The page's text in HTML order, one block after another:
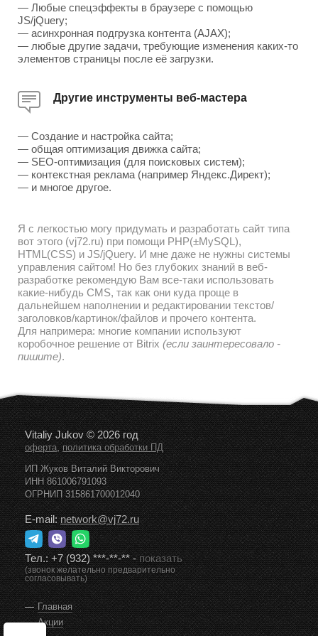
— Любые спецэффекты в браузере с помощью
JS/jQuery;
— асинхронная подгрузка контента (AJAX);
— любые другие задачи, требующие изменения каких-то
элементов страницы после её загрузки.
Другие инструменты веб-мастера
— Создание и настройка сайта;
— общая оптимизация движка сайта;
— SEO-оптимизация (для поисковых систем);
— контекстная реклама (например Яндекс.Директ);
— и многое другое.
Я с легкостью могу придумать и разработать сайт типа
вот этого (vj72.ru) при помощи PHP(±MySQL),
HTML(CSS) и JS/jQuery. И мне даже не нужны системы
управления сайтом! Но без глубоких знаний в веб-
разработке рекомендую Вам все-таки использовать
какие-нибудь CMS, так как они куда проще в
дальнейшем наполнении и редактировании текстов/
заголовков/картинок/файлов и прочего контента.
Для напримера: многие компании используют
коробочное решение от Bitrix (если заинтересовало -
пишите).
Vitaliy Jukov © 2026 год
оферта,политика обработки ПД
ИП Жуков Виталий Викторович
ИНН 861006791093
ОГРНИП 315861700012040
E-mail:network@vj72.ru
Тел.:+7 (932) ***-**-**-показать
(звонок желательно предварительно
согласовывать)
Главная
Акции